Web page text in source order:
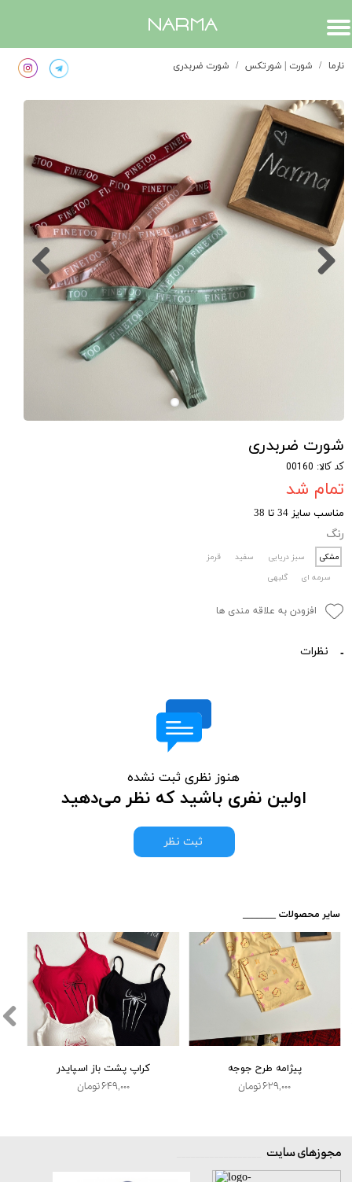
​narma
نارما شورت | شورتکس شورت ضربدری
شورت ضربدری
کد کالا: 00160
تمام شد
مناسب سایز 34 تا 38
رنگ
مشکی سبز دریایی سفید
قرمز
سرمه ای
گلبهی
افزودن به علاقه مندی ها
نظرات
هنوز نظری ثبت نشده
اولین نفری باشید که نظر می‌دهید
ثبت نظر
کراپ پشت باز اسپایدر
۶۴۹,۰۰۰ تومان
پیژامه طرح جوجه
۶۲۹,۰۰۰ تومان
​_______ سایر محصولات
مجوزهای سایت